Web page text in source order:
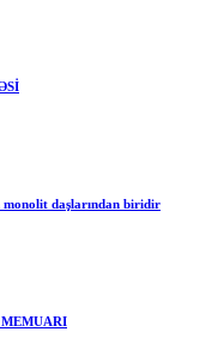
monolit daşlarından biridir